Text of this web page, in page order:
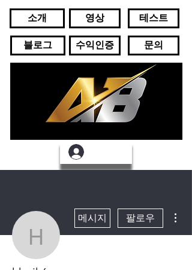
소개 영상
수익인증
테스트
문의
블로그
hhgjk6
메시지 팔로우